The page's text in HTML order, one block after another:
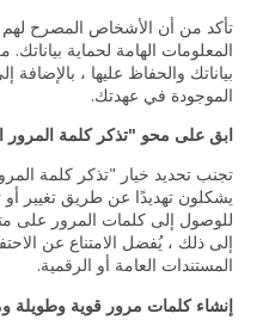
تأكد من أن الأشخاص المصرح
المعلومات الهامة لحماية
بياناتك والحفاظ عليها ، بالإضافة
الموجودة في عهدتك.
ابق على محو "تذكر كلمة المرور
تجنب تحديد خيار "تذكر كلمة
يشكلون تهديدًا عن طريق تغيير أو
للوصول إلى كلمات المرور على
إلى ذلك ، يُفضل الامتناع عن
المستندات العامة أو الرقمية.
إنشاء كلمات مرور قوية وطويلة